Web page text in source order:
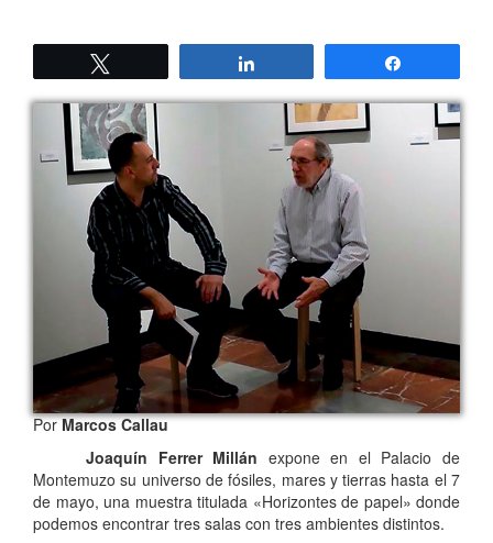
PorMarcos Callau
Joaquín Ferrer Millán expone en el Palacio de
Montemuzo su universo de fósiles, mares y tierras hasta el 7
de mayo, una muestra titulada «Horizontes de papel» donde
podemos encontrar tres salas con tres ambientes distintos.